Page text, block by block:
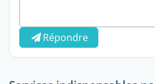
Répondre